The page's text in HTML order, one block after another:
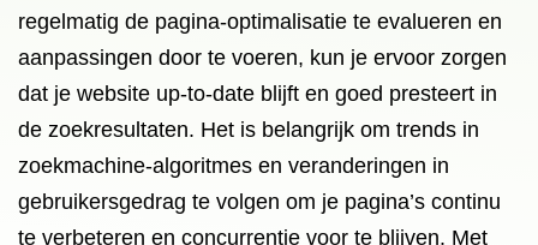
regelmatig de pagina-optimalisatie te evalueren en
aanpassingen door te voeren, kun je ervoor zorgen
dat je website up-to-date blijft en goed presteert in
de zoekresultaten. Het is belangrijk om trends in
zoekmachine-algoritmes en veranderingen in
gebruikersgedrag te volgen om je pagina’s continu
te verbeteren en concurrentie voor te blijven. Met